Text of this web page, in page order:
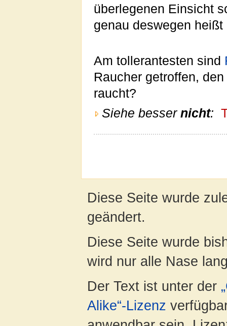
überlegenen Einsicht
genau deswegen
Am tollerantesten sind
Raucher getroffen,
raucht?
Siehe besser nicht:
Diese Seite wurde
geändert.
Diese Seite wurde
wird nur alle Nase
Der Text ist unter der
Alike“-Lizenz